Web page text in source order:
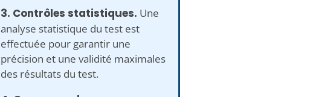
3. Contrôles statistiques. Une
analyse statistique du test est
effectuée pour garantir une
précision et une validité maximales
des résultats du test.